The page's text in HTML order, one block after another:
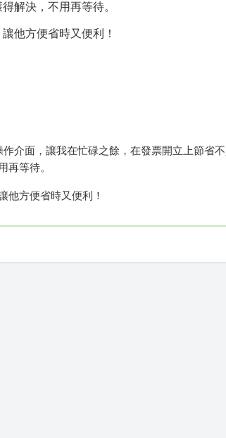
解決，不用再等待。
他方便省時又便利！
介面，讓我在忙碌之餘，在發票開立上節省
再等待。
他方便省時又便利！